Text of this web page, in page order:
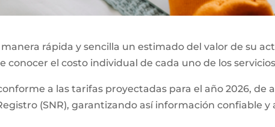
rápida y sencilla un estimado del valor de su
conocer el costo individual de cada uno de los
a las tarifas proyectadas para el año 2026, de
(SNR), garantizando así información confiable